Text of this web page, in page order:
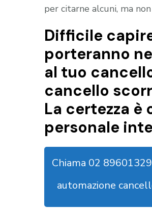
per citarne alcuni, ma
Difficile
porteranno
al tuo
cancello
La certezza
personale
Chiama 02
automazione